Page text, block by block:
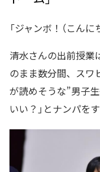
「ジャンボ！（こんに
清水さんの出前授業
のまま数分間、スワ
が読めそうな”男子
いい？」とナンパをす